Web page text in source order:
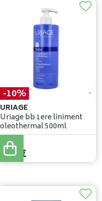
-10%
URIAGE
Uriage bb 1ere liniment
oleothermal 500ml
9,90€
8,91 €